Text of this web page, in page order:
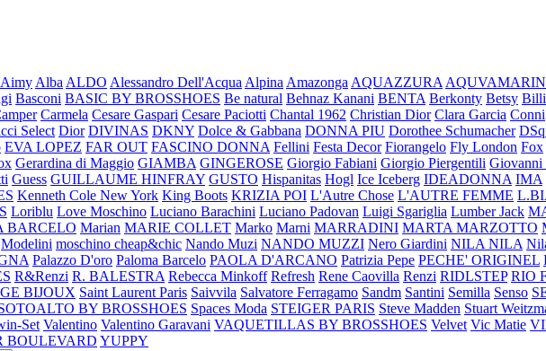
Aimy Alba ALDO Alessandro Dell'Acqua Alpina Amazonga AQUAZZURA AQUVAMARIN
Basconi BASIC BY BROSSHOES Be natural Behnaz Kanani BENTA Berkonty Betsy
Carmela Cesare Gaspari Cesare Paciotti Chantal 1962 Christian Dior Clara Garcia Conni
Select Dior DIVINAS DKNY Dolce & Gabbana DONNA PIU Dorothee Schumacher
EVA LOPEZ FAR OUT FASCINO DONNA Fellini Festa Decor Fiorangelo Fly London Fox
Gerardina di Maggio GIAMBA GINGEROSE Giorgio Fabiani Giorgio Piergentili Giovanni
Guess GUILLAUME HINFRAY GUSTO Hispanitas Hogl Ice Iceberg IDEADONNA IMA
Kenneth Cole New York King Boots KRIZIA POI L'Autre Chose L'AUTRE FEMME
Loriblu Love Moschino Luciano Barachini Luciano Padovan Luigi Sgariglia Lumber Jack
BARCELO Marian MARIE COLLET Marko Marni MARRADINI MARTA MARZOTTO
Modelini moschino cheap&chic Nando Muzi NANDO MUZZI Nero Giardini NILA NILA
Palazzo D'oro Paloma Barcelo PAOLA D'ARCANO Patrizia Pepe PECHE' ORIGINEL
R&Renzi R. BALESTRA Rebecca Minkoff Refresh Rene Caovilla Renzi RIDLSTEP RIO
BIJOUX Saint Laurent Paris Saivvila Salvatore Ferragamo Sandm Santini Semilla Senso
BY BROSSHOES Spaces Moda STEIGER PARIS Steve Madden Stuart
Set Valentino Valentino Garavani VAQUETILLAS BY BROSSHOES Velvet Vic Matie
BOULEVARD YUPPY